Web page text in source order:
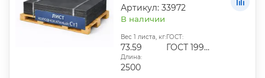
Артикул: 33972
В наличии
Вес 1 листа, кг:
73.59
ГОСТ:
ГОСТ 19904-90
Длина:
2500